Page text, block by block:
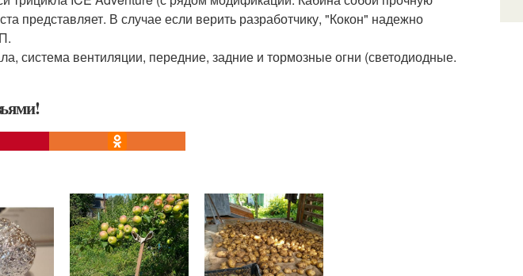
представляет. В случае если верить разработчику, "Кокон" надежно
система вентиляции, передние, задние и тормозные огни (светодиодные.